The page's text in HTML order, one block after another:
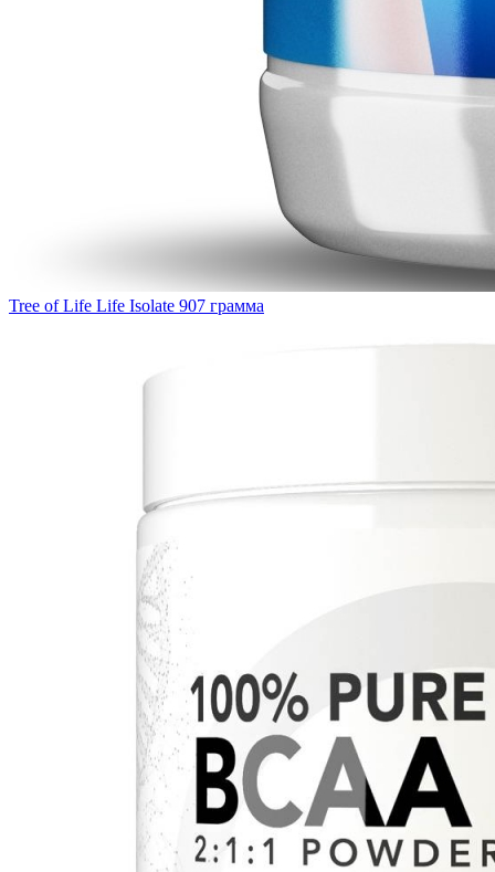
Tree of Life Life Isolate 907 грамма